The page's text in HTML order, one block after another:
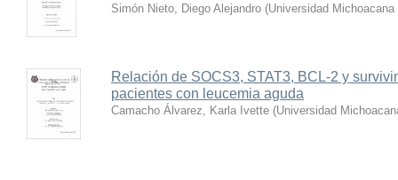
Simón Nieto, Diego Alejandro (Universidad
Relación de SOCS3, STAT3, BCL-2 y
pacientes con leucemia aguda
Camacho Álvarez, Karla Ivette (Universidad